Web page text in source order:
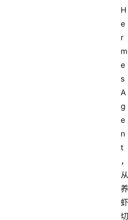
H
e
r
m
e
s
A
g
e
n
t
，
从
养
虾
切